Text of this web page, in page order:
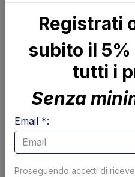
Cartuccia
Registrati
subito il
tutti i
Senza
Email *:
Proseguendo accetti di